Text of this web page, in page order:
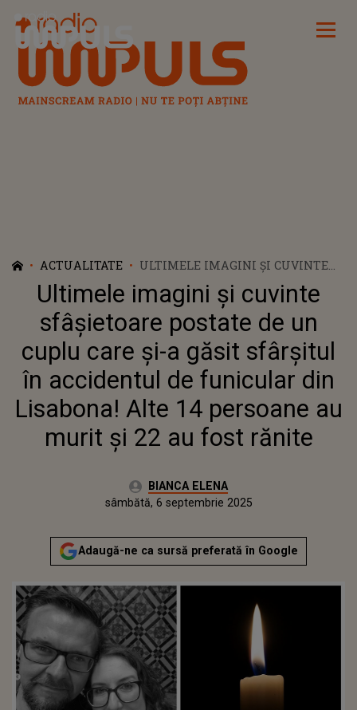
Radio Impuls
ACTUALITATE
ULTIMELE IMAGINI ȘI CUVINTE
SFÂȘIETOARE POSTATE DE UN
CUPLU CARE ȘI-A GĂSIT
SFÂRȘITUL ÎN ACCIDENTUL DE
FUNICULAR DIN LISABONA! ALTE
14 PERSOANE AU MURIT ȘI 22 AU
FOST RĂNITE
Ultimele imagini și cuvinte
sfâșietoare postate de un
cuplu care și-a găsit sfârșitul
în accidentul de funicular din
Lisabona! Alte 14 persoane au
murit și 22 au fost rănite
Autor:BIANCA ELENA
sâmbătă, 6 septembrie 2025
Actualizat:
sâmbătă, 6 septembrie 2025
Adaugă-ne ca sursă preferată în Google